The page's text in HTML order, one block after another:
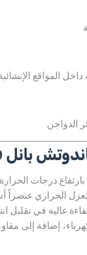
داخل المواقع
الدواجن
بارتفاع درجات
الحراري عنصراً
عالية في تقليل
إضافة إلى